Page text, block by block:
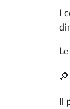
I
Le
🔎